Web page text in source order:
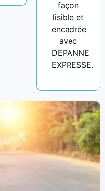
façon
lisible et
encadrée
avec
DEPANNE
EXPRESSE.